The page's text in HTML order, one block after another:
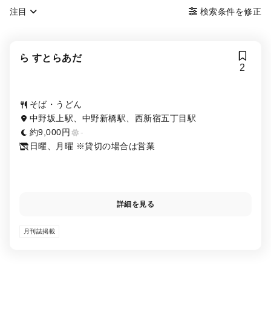
注目 検索条件を修正
ら すとらあだ
2
そば・うどん
中野坂上駅、中野新橋駅、西新宿五丁目駅
約9,000円
-
日曜、月曜 ※貸切の場合は営業
詳細を見る
月刊誌掲載